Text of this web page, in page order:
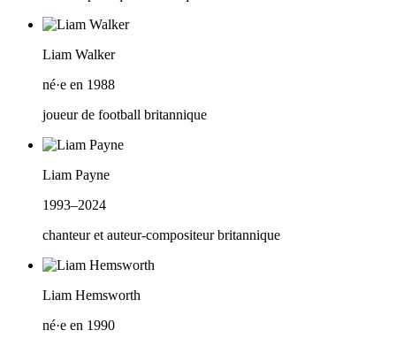
Liam Walker
né·e en 1988
joueur de football britannique
Liam Payne
1993–2024
chanteur et auteur-compositeur britannique
Liam Hemsworth
né·e en 1990